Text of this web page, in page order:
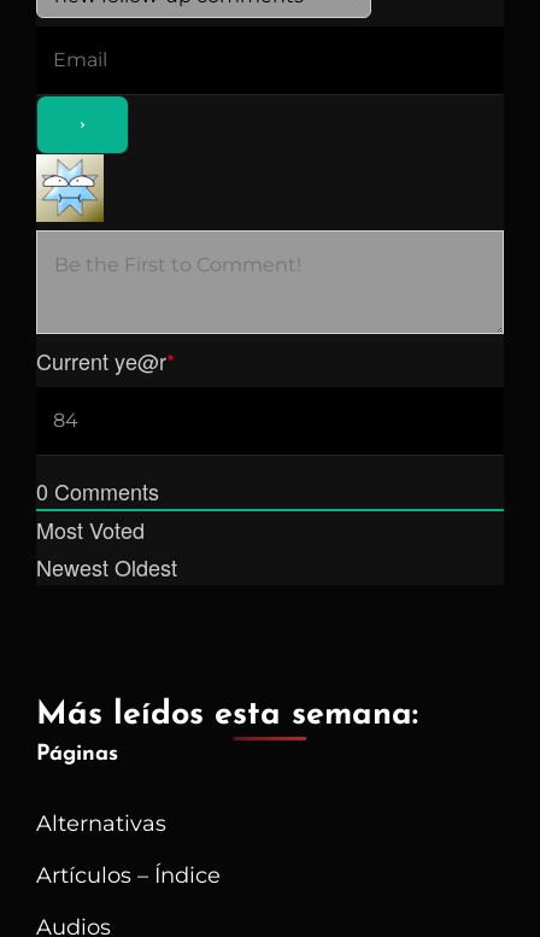
Current ye@r*
0 Comments
Most Voted
NewestOldest
Más leídos esta semana:
Páginas
Alternativas
Artículos – Índice
Audios